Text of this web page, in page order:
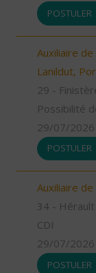
POSTULER
Auxiliaire
Lanildut,
29 -
Possibilité
29/07/2026
POSTULER
Auxiliaire de
34 - Hérault
CDI
29/07/2026
POSTULER